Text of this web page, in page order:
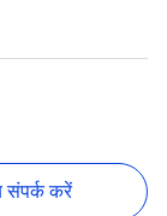
संपर्क करें